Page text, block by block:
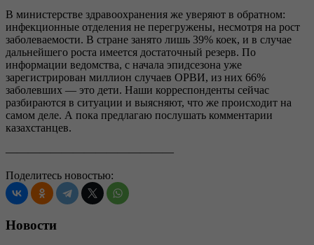
В министерстве здравоохранения же уверяют в обратном:
инфекционные отделения не перегружены, несмотря на рост
заболеваемости. В стране занято лишь 39% коек, и в случае
дальнейшего роста имеется достаточный резерв. По
информации ведомства, с начала эпидсезона уже
зарегистрирован миллион случаев ОРВИ, из них 66%
заболевших — это дети. Наши корреспонденты сейчас
разбираются в ситуации и выясняют, что же происходит на
самом деле. А пока предлагаю послушать комментарии
казахстанцев.
———————————————
Поделитесь новостью:
Новости